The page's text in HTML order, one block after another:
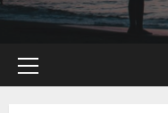
Menu
principal